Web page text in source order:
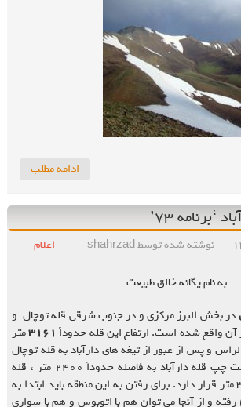
ادامه مطلب
۷۳’
نوشته شده توسط shahrzad اعلام
به نام یگانه خالق طبیعت
در بخش البرز مرکزی و در جنوب شرقی قله توچال و
۳۱۶۱متر
و پس از عبور از تیغه های دارآباد به قله توچال
متصل می شود. در سمت چپ قله دارآباد به فاصله حدوداً ۲۴۰۰ متر ، قله
کلکچال به ارتفاع ۳۳۱۰ متر قرار دارد. برای رفتن به این منطقه باید ابتدا به
و از آنجا می توان هم با اتوبوس و هم با سواری